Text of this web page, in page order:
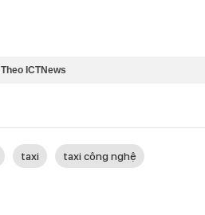
Theo ICTNews
taxi taxi công nghệ